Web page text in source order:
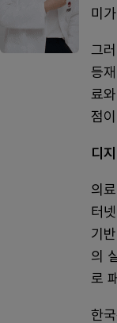
미
그
등
료
점
디
의
터
기
의
로
한